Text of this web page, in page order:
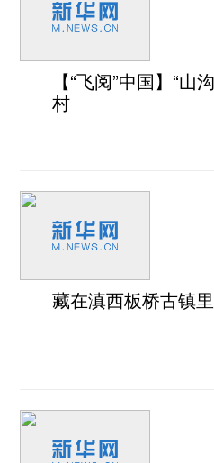
【“飞阅”中国】“
村
藏在滇西板桥古镇